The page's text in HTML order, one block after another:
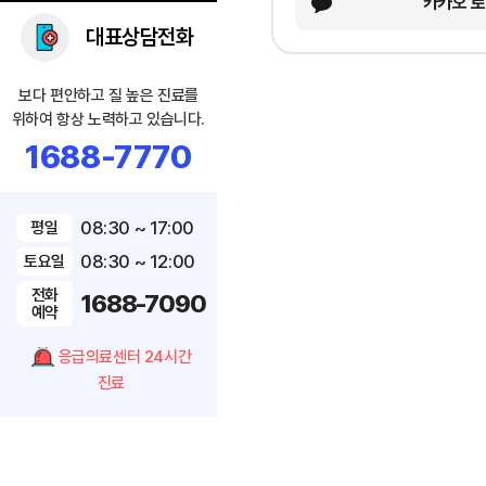
대표상담전화
보다 편안하고 질 높은 진료를
위하여 항상 노력하고 있습니다.
1688-7770
평일 08:30 ~ 17:00
토요일 08:30 ~ 12:00
전화
예약
1688-7090
응급의료센터 24시간
진료